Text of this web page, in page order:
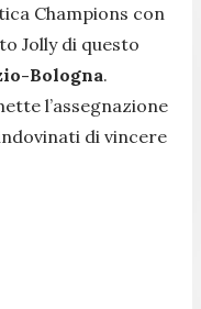
Champions con
Jolly di questo
Bologna.
l’assegnazione
di vincere